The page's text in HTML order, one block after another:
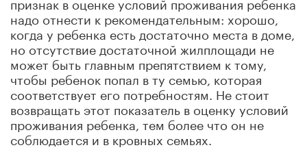
надо отнести к рекомендательным: хорошо,
когда у ребенка есть достаточно места в доме,
но отсутствие достаточной жилплощади не
может быть главным препятствием к тому,
чтобы ребенок попал в ту семью, которая
соответствует его потребностям. Не стоит
возвращать этот показатель в оценку условий
проживания ребенка, тем более что он не
соблюдается и в кровных семьях.